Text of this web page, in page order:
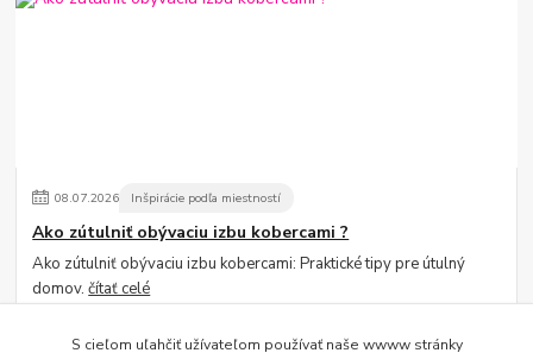
08.07.2026 Inšpirácie podľa miestností
Ako zútulniť obývaciu izbu kobercami ?
Ako zútulniť obývaciu izbu kobercami: Praktické tipy pre útulný
domov.čítať celé
S cieľom uľahčiť užívateľom používať naše wwww stránky